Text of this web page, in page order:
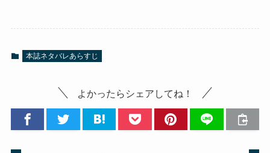
本誌ネタバレあらすじ
よかったらシェアしてね！